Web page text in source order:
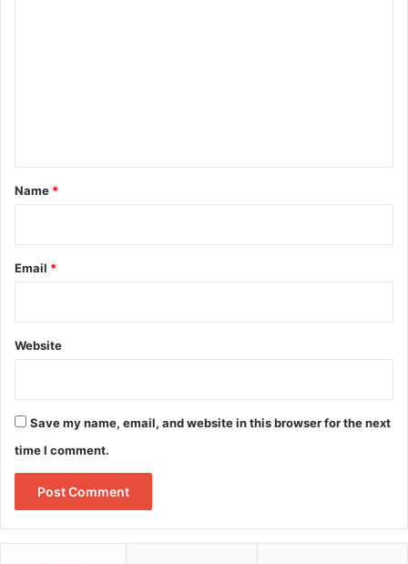
*
Name *
Email *
Website
Save my name, email, and website in this browser for the next
time I comment.